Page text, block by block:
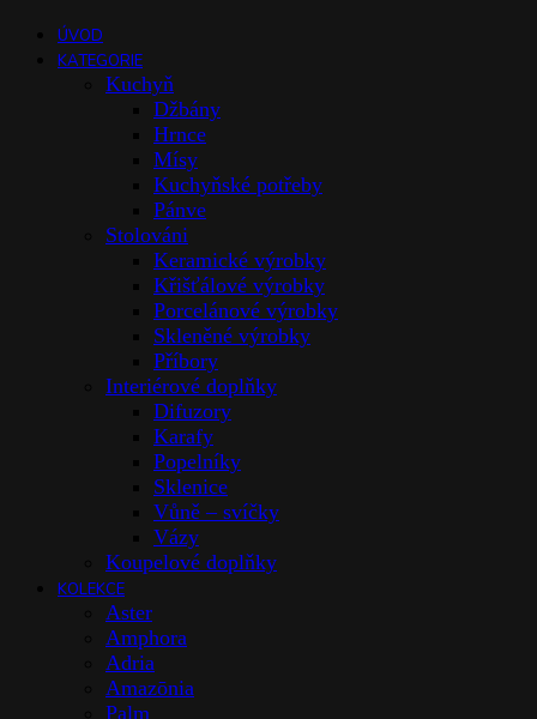
ÚVOD
KATEGORIE
Kuchyň
Džbány
Hrnce
Mísy
Kuchyňské potřeby
Pánve
Stolováni
Keramické výrobky
Křišťálové výrobky
Porcelánové výrobky
Skleněné výrobky
Příbory
Interiérové doplňky
Difuzory
Karafy
Popelníky
Sklenice
Vůně – svíčky
Vázy
Koupelové doplňky
KOLEKCE
Aster
Amphora
Adria
Amazōnia
Palm